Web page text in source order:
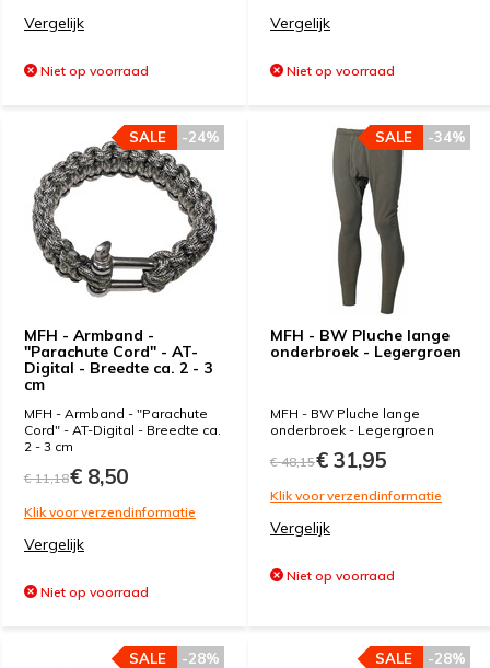
Vergelijk
Niet op voorraad
Vergelijk
Niet op voorraad
MFH - Armband -
"Parachute Cord" - AT-
Digital - Breedte ca. 2 - 3
cm
-24%
SALE
MFH - Armband - "Parachute
Cord" - AT-Digital - Breedte ca.
2 - 3 cm
€ 11,18€ 8,50
Klik voor verzendinformatie
Vergelijk
Niet op voorraad
MFH - BW Pluche lange
onderbroek - Legergroen
-34%
SALE
MFH - BW Pluche lange
onderbroek - Legergroen
€ 48,15€ 31,95
Klik voor verzendinformatie
Vergelijk
Niet op voorraad
-28%
SALE -28%
SALE